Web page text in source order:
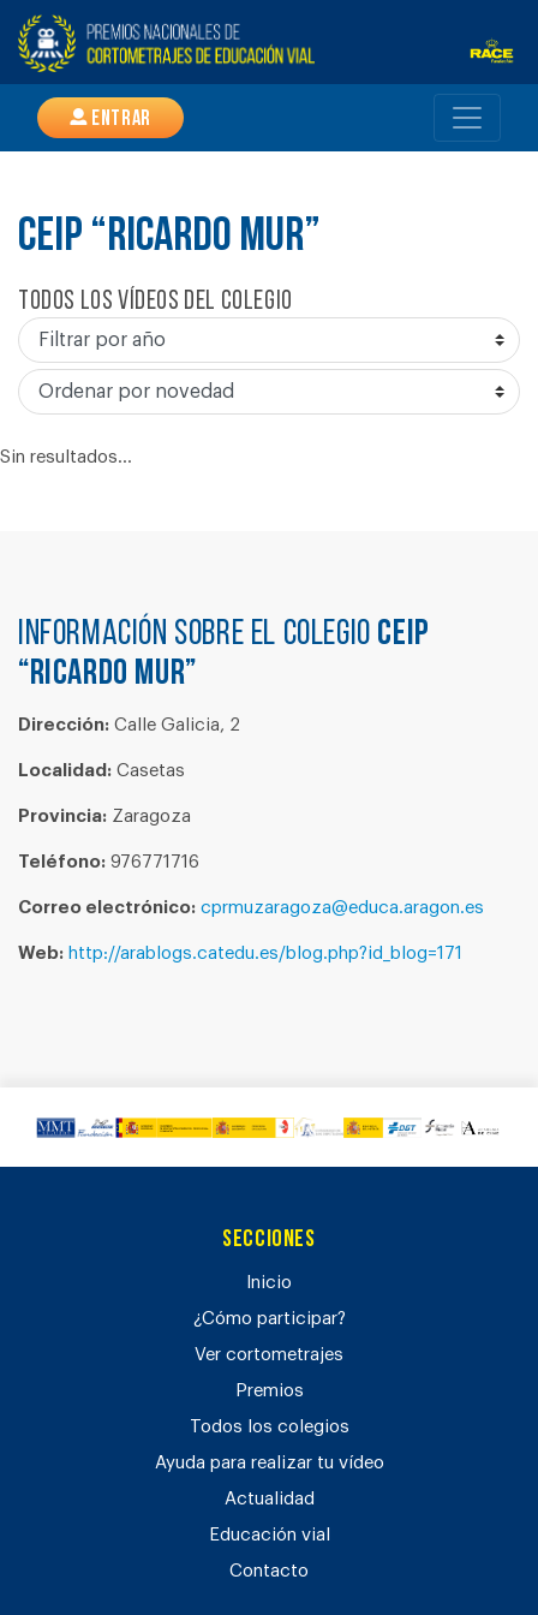
Entrar
CEIP “RICARDO MUR”
Todos los vídeos del colegio
Sin resultados...
Información sobre el colegio CEIP
“RICARDO MUR”
Dirección: Calle Galicia, 2
Localidad: Casetas
Provincia: Zaragoza
Teléfono: 976771716
Correo electrónico: cprmuzaragoza@educa.aragon.es
Web: http://arablogs.catedu.es/blog.php?id_blog=171
Secciones
Inicio
¿Cómo participar?
Ver cortometrajes
Premios
Todos los colegios
Ayuda para realizar tu vídeo
Actualidad
Educación vial
Contacto